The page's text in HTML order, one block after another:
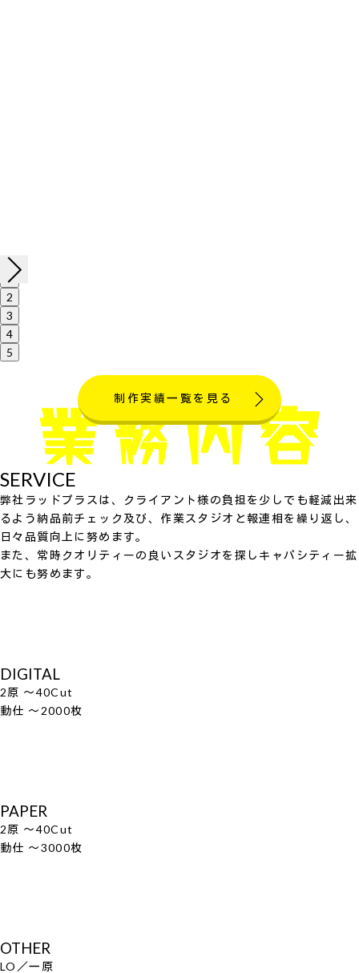
1
2
3
4
5
制作実績一覧を見る
SERVICE
弊社ラッドプラスは、クライアント様の負担を少しでも軽減出来
るよう納品前チェック及び、作業スタジオと報連相を繰り返し、
日々品質向上に努めます。
また、常時クオリティーの良いスタジオを探しキャパシティー拡
大にも努めます。
DIGITAL
2原 ～40Cut
動仕 ～2000枚
PAPER
2原 ～40Cut
動仕 ～3000枚
OTHER
LO／一原